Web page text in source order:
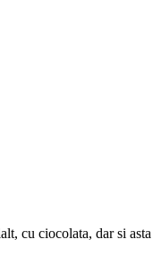
cu ciocolata, dar si